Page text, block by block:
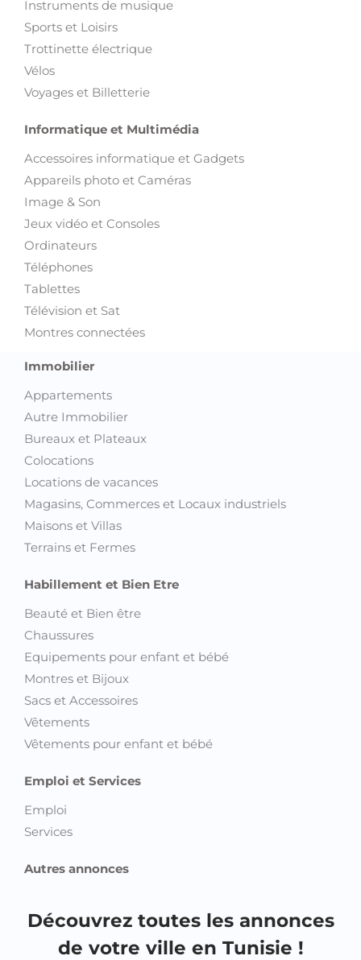
Instruments de musique
Sports et Loisirs
Trottinette électrique
Vélos
Voyages et Billetterie
Informatique et Multimédia
Accessoires informatique et Gadgets
Appareils photo et Caméras
Image & Son
Jeux vidéo et Consoles
Ordinateurs
Téléphones
Tablettes
Télévision et Sat
Montres connectées
Immobilier
Appartements
Autre Immobilier
Bureaux et Plateaux
Colocations
Locations de vacances
Magasins, Commerces et Locaux industriels
Maisons et Villas
Terrains et Fermes
Habillement et Bien Etre
Beauté et Bien être
Chaussures
Equipements pour enfant et bébé
Montres et Bijoux
Sacs et Accessoires
Vêtements
Vêtements pour enfant et bébé
Emploi et Services
Emploi
Services
Autres annonces
Découvrez toutes les annonces
de votre ville en Tunisie !